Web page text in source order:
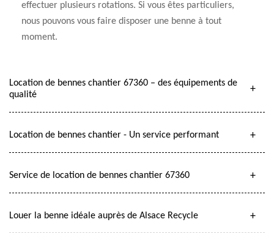
effectuer plusieurs rotations. Si vous êtes particuliers,
nous pouvons vous faire disposer une benne à tout
moment.
Location de bennes chantier 67360 – des équipements de
qualité
Location de bennes chantier - Un service performant
Service de location de bennes chantier 67360
Louer la benne idéale auprès de Alsace Recycle